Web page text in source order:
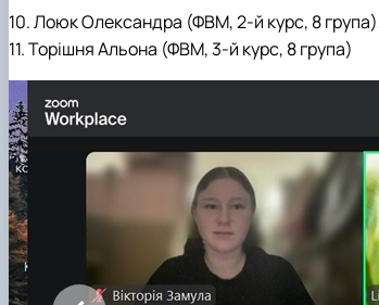
10. Лоюк Олександра (ФВМ, 2-й курс, 8
11. Торішня Альона (ФВМ, 3-й курс, 8 група)